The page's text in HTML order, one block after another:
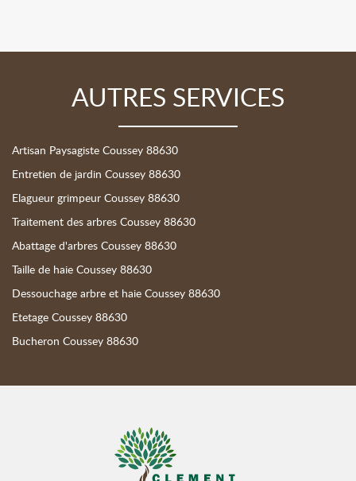
AUTRES SERVICES
Artisan Paysagiste Coussey 88630
Entretien de jardin Coussey 88630
Elagueur grimpeur Coussey 88630
Traitement des arbres Coussey 88630
Abattage d'arbres Coussey 88630
Taille de haie Coussey 88630
Dessouchage arbre et haie Coussey 88630
Etetage Coussey 88630
Bucheron Coussey 88630